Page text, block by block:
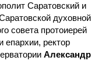
Саратовский и
духовной
совета протоиерей
епархии, ректор
Александр